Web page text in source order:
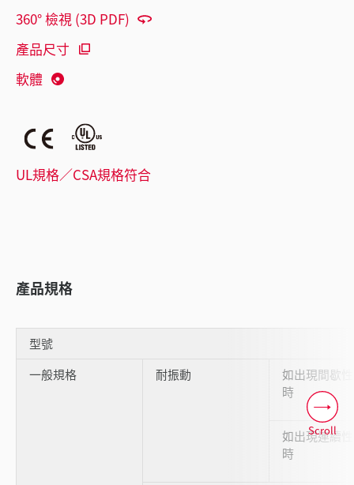
360° 檢視 (3D PDF)
產品尺寸
軟體
UL規格／CSA規格符合
產品規格
型號
一般規格
耐振動
如出現間歇
時
如出現連續
時
Scroll